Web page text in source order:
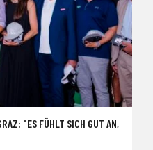
"ES FÜHLT SICH GUT AN,